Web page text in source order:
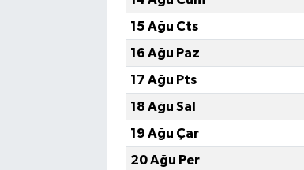
15 Ağu Cts
16 Ağu Paz
17 Ağu Pts
18 Ağu Sal
19 Ağu Çar
20 Ağu Per